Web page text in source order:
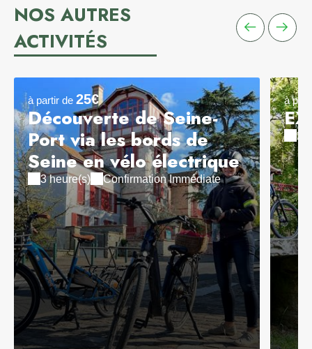
NOS AUTRES
ACTIVITÉS
à partir de 25€
Découverte de Seine-
Port via les bords de
Seine en vélo électrique
3 heure(s) Confirmation Immédiate
à
2